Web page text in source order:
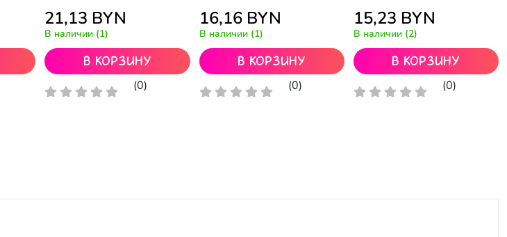
21,13 BYN
В наличии (1)
В корзину
(0)
16,16 BYN
В наличии (1)
В корзину
(0)
15,23 BYN
В наличии (2)
В корзину
(0)